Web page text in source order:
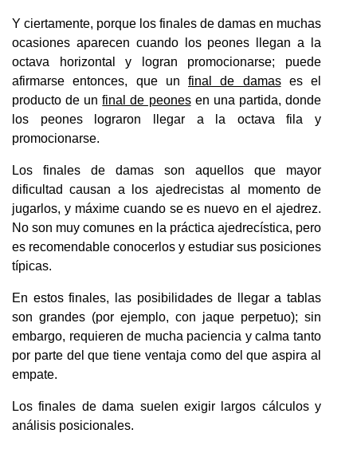
Y ciertamente, porque los finales de damas en muchas
ocasiones aparecen cuando los peones llegan a la
octava horizontal y logran promocionarse; puede
afirmarse entonces, que un final de damases el
producto de unfinal de peonesen una partida, donde
los peones lograron llegar a la octava fila y
promocionarse.
Los finales de damas son aquellos que mayor
dificultad causan a los ajedrecistas al momento de
jugarlos, y máxime cuando se es nuevo en el ajedrez.
No son muy comunes en la práctica ajedrecística, pero
es recomendable conocerlos y estudiar sus posiciones
típicas.
En estos finales, las posibilidades de llegar a tablas
son grandes (por ejemplo, con jaque perpetuo); sin
embargo, requieren de mucha paciencia y calma tanto
por parte del que tiene ventaja como del que aspira al
empate.
Los finales de dama suelen exigir largos cálculos y
análisis posicionales.